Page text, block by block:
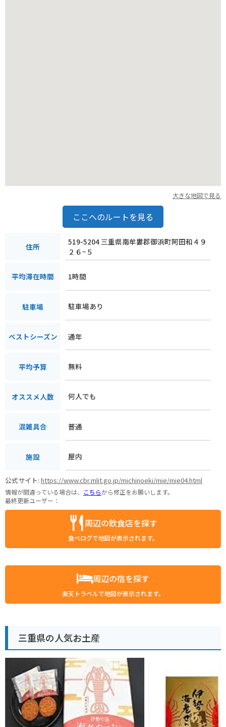
大きな地図で見る
ここへのルートを見る
住所
519-5204 三重県南牟婁郡御浜町阿田和４９
２６−５
平均滞在時間 1時間
駐車場 駐車場あり
ベストシーズン 通年
平均予算 無料
オススメ人数 何人でも
混雑具合 普通
施設 屋内
公式サイト:https://www.cbr.mlit.go.jp/michinoeki/mie/mie04.html
情報が間違っている場合は、 こちらから修正をお願いします。
最終更新ユーザー：
周辺の飲食店を探す
食べログで地図が表示されます。
周辺の宿を探す
楽天トラベルで地図が表示されます。
三重県の人気お土産